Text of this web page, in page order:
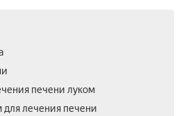
печени луком
для лечения печени